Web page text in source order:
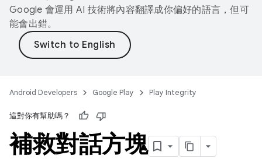
Google 會運用 AI 技術將內容翻譯成你偏好的語言，但可
能會出錯。
Android Developers Google Play Play Integrity
這對你有幫助嗎？
補救對話方塊